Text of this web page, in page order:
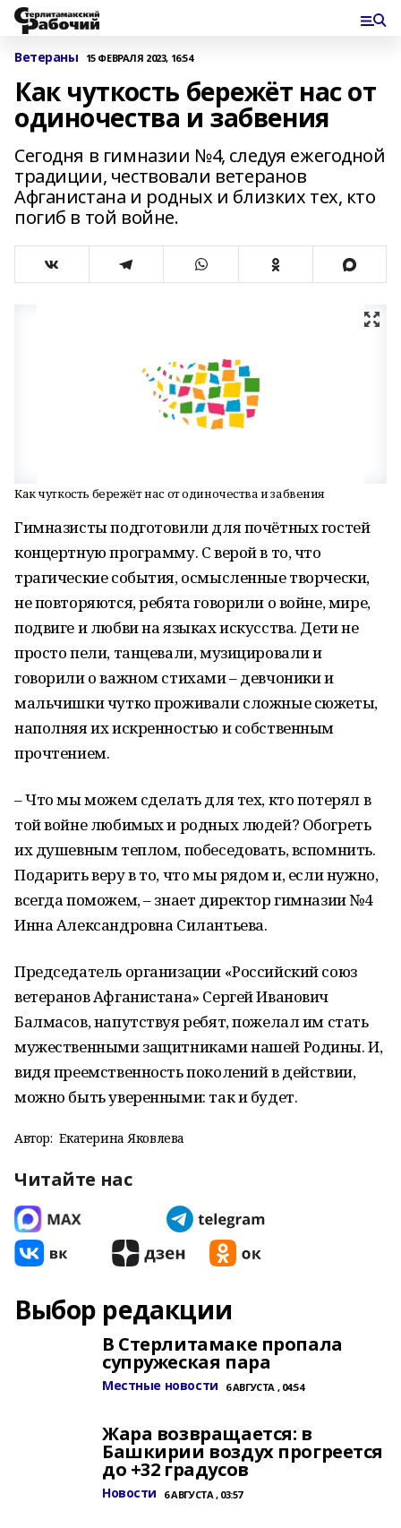
Ветераны 15 ФЕВРАЛЯ 2023, 16:54
Как чуткость бережёт нас от
одиночества и забвения
Сегодня в гимназии №4, следуя ежегодной
традиции, чествовали ветеранов
Афганистана и родных и близких тех, кто
погиб в той войне.
Как чуткость бережёт нас от одиночества и забвения
Гимназисты подготовили для почётных гостей
концертную программу. С верой в то, что
трагические события, осмысленные творчески,
не повторяются, ребята говорили о войне, мире,
подвиге и любви на языках искусства. Дети не
просто пели, танцевали, музицировали и
говорили о важном стихами – девчоники и
мальчишки чутко проживали сложные сюжеты,
наполняя их искренностью и собственным
прочтением.
– Что мы можем сделать для тех, кто потерял в
той войне любимых и родных людей? Обогреть
их душевным теплом, побеседовать, вспомнить.
Подарить веру в то, что мы рядом и, если нужно,
всегда поможем, – знает директор гимназии №4
Инна Александровна Силантьева.
Председатель организации «Российский союз
ветеранов Афганистана» Сергей Иванович
Балмасов, напутствуя ребят, пожелал им стать
мужественными защитниками нашей Родины. И,
видя преемственность поколений в действии,
можно быть уверенными: так и будет.
Автор: Екатерина Яковлева
Читайте нас
Выбор редакции
В Стерлитамаке пропала
супружеская пара
Местные новости 6 АВГУСТА , 04:54
Жара возвращается: в
Башкирии воздух прогреется
до +32 градусов
Новости 6 АВГУСТА , 03:57